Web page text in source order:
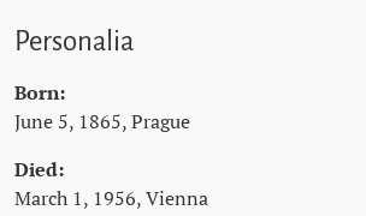
Personalia
Born:
June 5, 1865, Prague
Died:
March 1, 1956, Vienna